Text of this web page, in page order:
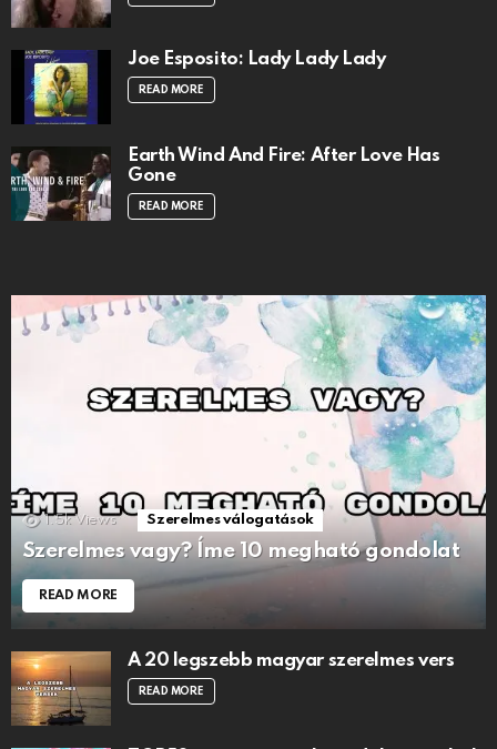
Joe Esposito: Lady Lady Lady
READ MORE
Earth Wind And Fire: After Love Has
Gone
READ MORE
1.5k Views Szerelmes válogatások
Szerelmes vagy? Íme 10 megható gondolat
READ MORE
A 20 legszebb magyar szerelmes vers
READ MORE